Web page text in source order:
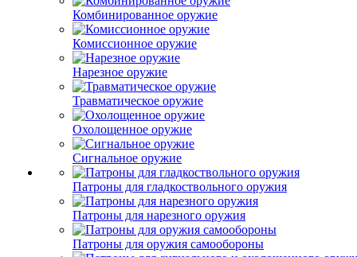
Комбинированное оружие
Комиссионное оружие
Нарезное оружие
Травматическое оружие
Охолощенное оружие
Сигнальное оружие
Патроны для гладкоствольного оружия
Патроны для нарезного оружия
Патроны для оружия самообороны